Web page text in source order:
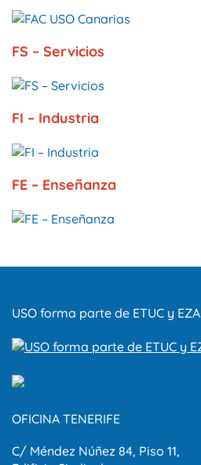
FS – Servicios
FI – Industria
FE – Enseñanza
USO forma parte de ETUC y EZA
OFICINA TENERIFE
C/ Méndez Núñez 84, Piso 11,